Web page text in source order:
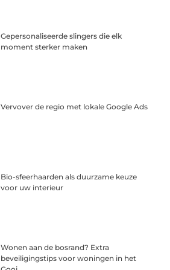
Gepersonaliseerde slingers die elk
moment sterker maken
Vervover de regio met lokale Google Ads
Bio-sfeerhaarden als duurzame keuze
voor uw interieur
Wonen aan de bosrand? Extra
beveiligingstips voor woningen in het